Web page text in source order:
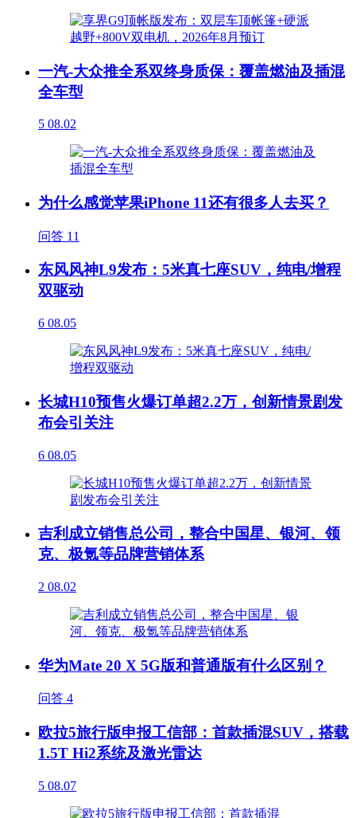
一汽-大众推全系双终身质保：覆盖燃油及插混
全车型
5 08.02
为什么感觉苹果iPhone 11还有很多人去买？
问答 11
东风风神L9发布：5米真七座SUV，纯电/增程
双驱动
6 08.05
长城H10预售火爆订单超2.2万，创新情景剧发
布会引关注
6 08.05
吉利成立销售总公司，整合中国星、银河、领
克、极氪等品牌营销体系
2 08.02
华为Mate 20 X 5G版和普通版有什么区别？
问答 4
欧拉5旅行版申报工信部：首款插混SUV，搭载
1.5T Hi2系统及激光雷达
5 08.07